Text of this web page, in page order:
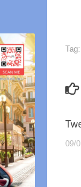
Tag:
09/